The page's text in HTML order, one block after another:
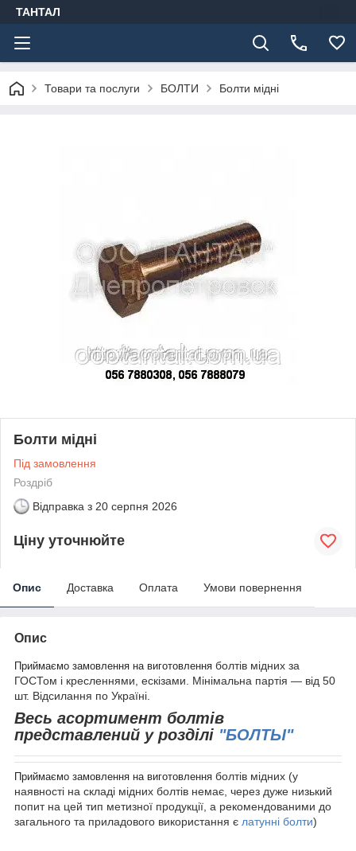
ТАНТАЛ
Товари та послуги БОЛТИ Болти мідні
Болти мідні
Під замовлення
Роздріб
Відправка з 20 серпня 2026
Ціну уточнюйте
Опис Доставка Оплата Умови повернення
Опис
Приймаємо замовлення на виготовлення болтів мідних за
ГОСТом і кресленнями, ескізами. Мінімальна партія — від 50
шт. Відсилання по Україні.
Весь асортимент болтів
представлений у розділі "БОЛТЫ"
Приймаємо замовлення на виготовлення болтів мідних (у
наявності на складі мідних болтів немає, через дуже низький
попит на цей тип метизної продукції, а рекомендованими до
загального та приладового використання є латунні болти)